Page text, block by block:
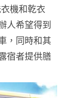
機和乾衣
人希望得到
，同時和其
宿者提供膳